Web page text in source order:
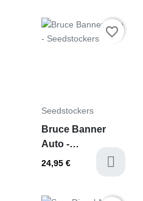
Prezzo
Seedstockers
Bruce Banner
Auto -
Seedstockers
24,95 €
favorite_border